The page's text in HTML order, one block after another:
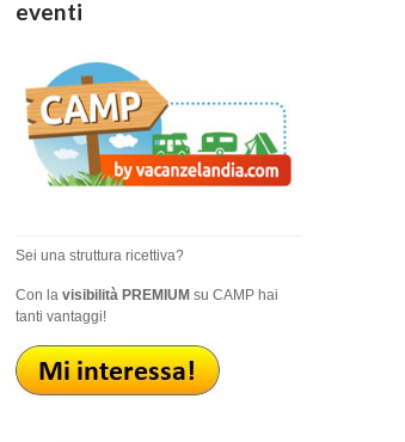
eventi
Sei una struttura ricettiva?
Con la visibilità PREMIUMsu CAMP hai
tanti vantaggi!